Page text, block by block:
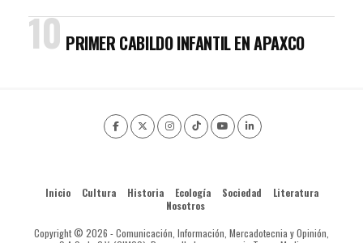
PRIMER CABILDO INFANTIL EN APAXCO
Inicio Cultura Historia Ecología Sociedad
Literatura
Nosotros
Copyright © 2026 - Comunicación, Información, Mercadotecnia y Opinión,